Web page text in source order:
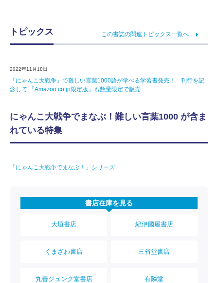
トピックス この書誌の関連トピックス一覧へ
2022年11月18日
『にゃんこ大戦争』で難しい言葉1000語が学べる学習書発売！ 刊行を記
念して 「Amazon.co.jp限定版」も数量限定で販売
にゃんこ大戦争でまなぶ！難しい言葉1000 が含ま
れている特集
「にゃんこ大戦争でまなぶ！」シリーズ
書店在庫を見る
大垣書店 紀伊國屋書店
くまざわ書店 三省堂書店
丸善ジュンク堂書店 有隣堂